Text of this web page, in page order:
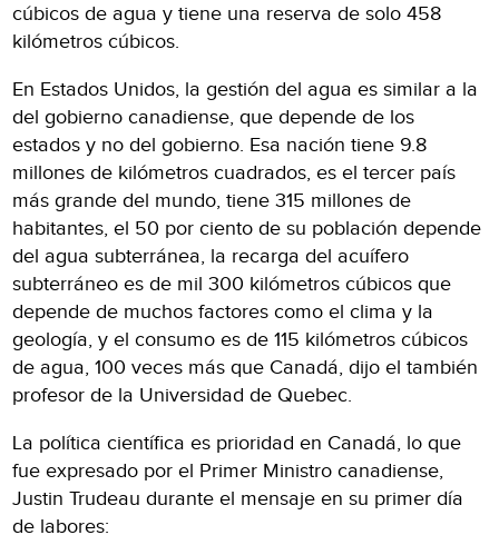
cúbicos de agua y tiene una reserva de solo 458
kilómetros cúbicos.
En Estados Unidos, la gestión del agua es similar a la
del gobierno canadiense, que depende de los
estados y no del gobierno. Esa nación tiene 9.8
millones de kilómetros cuadrados, es el tercer país
más grande del mundo, tiene 315 millones de
habitantes, el 50 por ciento de su población depende
del agua subterránea, la recarga del acuífero
subterráneo es de mil 300 kilómetros cúbicos que
depende de muchos factores como el clima y la
geología, y el consumo es de 115 kilómetros cúbicos
de agua, 100 veces más que Canadá, dijo el también
profesor de la Universidad de Quebec.
La política científica es prioridad en Canadá, lo que
fue expresado por el Primer Ministro canadiense,
Justin Trudeau durante el mensaje en su primer día
de labores: